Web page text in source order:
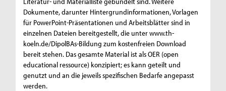
Dokumente, darunter Hintergrundinformationen, Vorlagen
für PowerPoint-Präsentationen und Arbeitsblätter sind in
einzelnen Dateien bereitgestellt, die unter www.th-
koeln.de/DipolBAs-Bildung zum kostenfreien Download
bereit stehen. Das gesamte Material ist als OER (open
educational ressource) konzipiert; es kann geteilt und
genutzt und an die jeweils spezifischen Bedarfe angepasst
werden.